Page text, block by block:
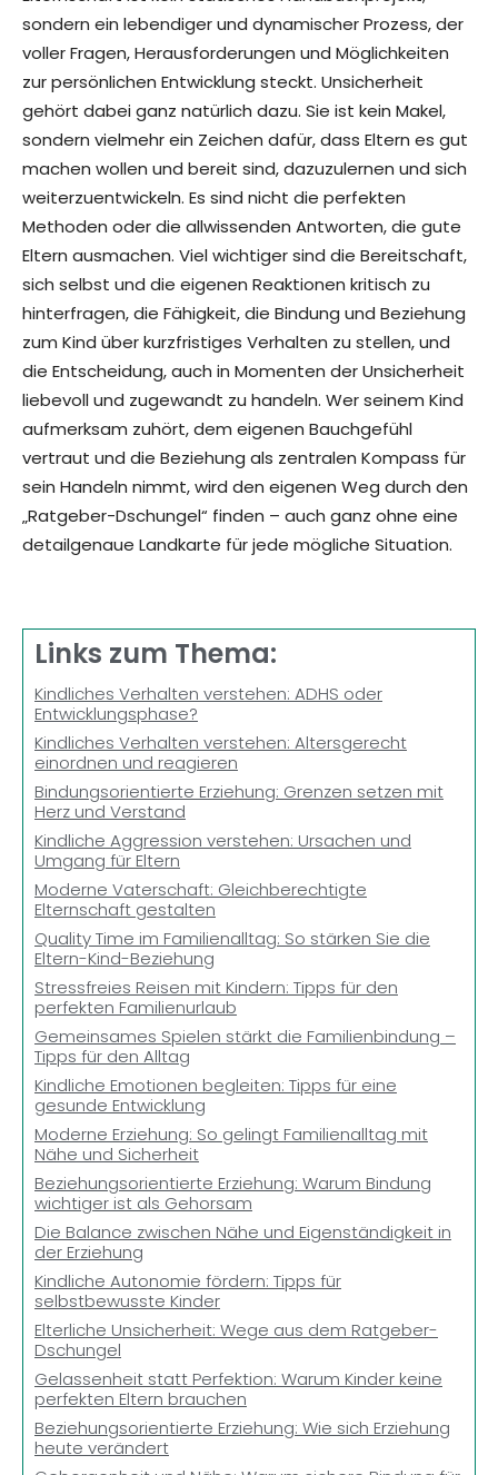
sondern ein lebendiger und dynamischer Prozess, der
voller Fragen, Herausforderungen und Möglichkeiten
zur persönlichen Entwicklung steckt. Unsicherheit
gehört dabei ganz natürlich dazu. Sie ist kein Makel,
sondern vielmehr ein Zeichen dafür, dass Eltern es gut
machen wollen und bereit sind, dazuzulernen und sich
weiterzuentwickeln. Es sind nicht die perfekten
Methoden oder die allwissenden Antworten, die gute
Eltern ausmachen. Viel wichtiger sind die Bereitschaft,
sich selbst und die eigenen Reaktionen kritisch zu
hinterfragen, die Fähigkeit, die Bindung und Beziehung
zum Kind über kurzfristiges Verhalten zu stellen, und
die Entscheidung, auch in Momenten der Unsicherheit
liebevoll und zugewandt zu handeln. Wer seinem Kind
aufmerksam zuhört, dem eigenen Bauchgefühl
vertraut und die Beziehung als zentralen Kompass für
sein Handeln nimmt, wird den eigenen Weg durch den
„Ratgeber-Dschungel“ finden – auch ganz ohne eine
detailgenaue Landkarte für jede mögliche Situation.
Links zum Thema:
Kindliches Verhalten verstehen: ADHS oder
Entwicklungsphase?
Kindliches Verhalten verstehen: Altersgerecht
einordnen und reagieren
Bindungsorientierte Erziehung: Grenzen setzen mit
Herz und Verstand
Kindliche Aggression verstehen: Ursachen und
Umgang für Eltern
Moderne Vaterschaft: Gleichberechtigte
Elternschaft gestalten
Quality Time im Familienalltag: So stärken Sie die
Eltern-Kind-Beziehung
Stressfreies Reisen mit Kindern: Tipps für den
perfekten Familienurlaub
Gemeinsames Spielen stärkt die Familienbindung –
Tipps für den Alltag
Kindliche Emotionen begleiten: Tipps für eine
gesunde Entwicklung
Moderne Erziehung: So gelingt Familienalltag mit
Nähe und Sicherheit
Beziehungsorientierte Erziehung: Warum Bindung
wichtiger ist als Gehorsam
Die Balance zwischen Nähe und Eigenständigkeit in
der Erziehung
Kindliche Autonomie fördern: Tipps für
selbstbewusste Kinder
Elterliche Unsicherheit: Wege aus dem Ratgeber-
Dschungel
Gelassenheit statt Perfektion: Warum Kinder keine
perfekten Eltern brauchen
Beziehungsorientierte Erziehung: Wie sich Erziehung
heute verändert